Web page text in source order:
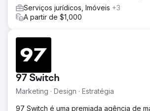
Serviços jurídicos, Imóveis +3
A partir de $1,000
97 Switch
Marketing · Design · Estratégia
97 Switch é uma premiada agência de